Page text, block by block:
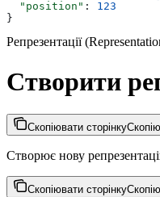
  "position"
: 123
}
Репрезентації
Створити
Скопіювати сторінку
Створює нову
Скопіювати сторінку